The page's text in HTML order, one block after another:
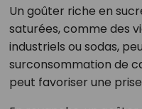
Un goûter riche en
saturées, comme des
industriels ou sodas,
surconsommation de
peut favoriser une